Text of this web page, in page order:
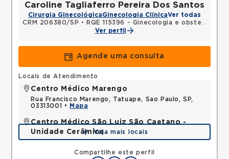
Caroline Tagliaferro Pereira Dos Santos
Cirurgia GinecológicaGinecologia ClínicaVer todas
CRM 206380/SP •
RQE 115396 - Ginecologia e obstetrícia
Ver perfil
Agende uma consulta
Compartilhe este perfil
Locais de Atendimento
Centro Médico Marengo
Rua Francisco Marengo, Tatuape, Sao Paulo, SP,
03313001 •
Mapa
Centro Médico São Luiz São Caetano -
Unidade Cerâmica
Alameda Caulim, Ceramica, Sao Caetano do Sul,
SP, 09531195 •
Veja mais locais